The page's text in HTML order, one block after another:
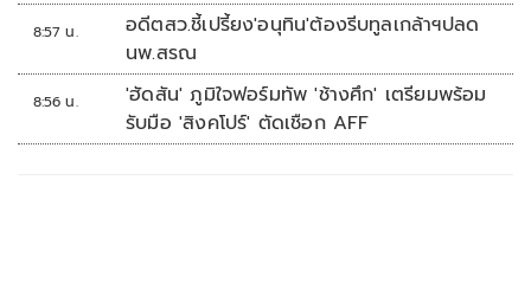
8:57 น.
อดีตสว.ชี้เปรี้ยง'อนุทิน'ต้องรีบทูลเกล้าฯปลด
นพ.สรณ
8:56 น.
'ฮัดสัน' ภูมิใจฟอร์มทัพ 'ช้างศึก' เตรียมพร้อม
รับมือ 'สิงคโปร์' ตัดเชือก AFF